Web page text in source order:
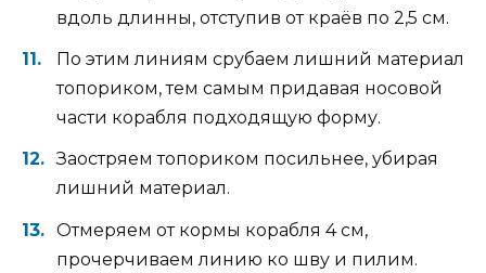
вдоль длинны, отступив от краёв по 2,5 см.
По этим линиям срубаем лишний материал
топориком, тем самым придавая носовой
части корабля подходящую форму.
Заостряем топориком посильнее, убирая
лишний материал.
Отмеряем от кормы корабля 4 см,
прочерчиваем линию ко шву и пилим.